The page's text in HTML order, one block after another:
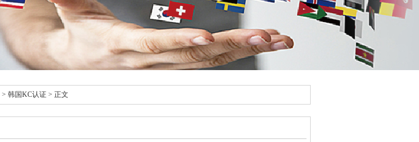
> 韩国KC认证 > 正文